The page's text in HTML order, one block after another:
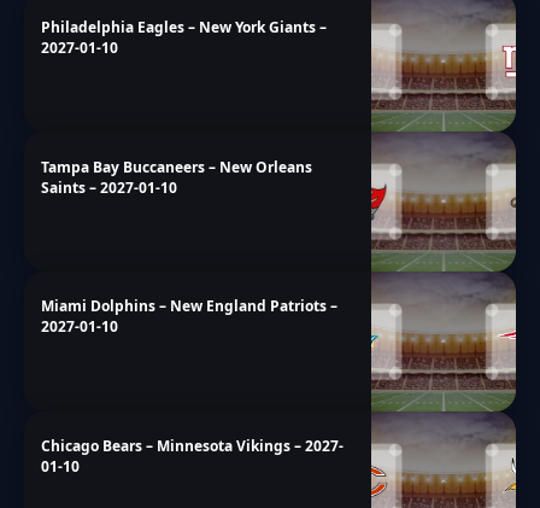
Philadelphia Eagles – New York Giants –
2027-01-10
Tampa Bay Buccaneers – New Orleans
Saints – 2027-01-10
Miami Dolphins – New England Patriots –
2027-01-10
Chicago Bears – Minnesota Vikings – 2027-
01-10